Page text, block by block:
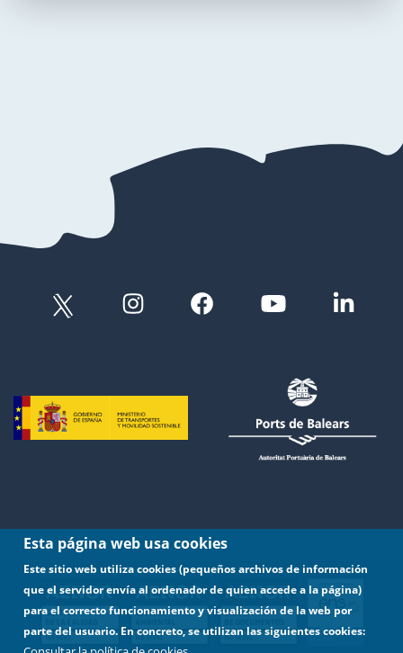
Esta página web usa cookies
Este sitio web utiliza cookies (pequeños archivos de información
que el servidor envía al ordenador de quien accede a la página)
para el correcto funcionamiento y visualización de la web por
parte del usuario. En concreto, se utilizan las siguientes cookies: